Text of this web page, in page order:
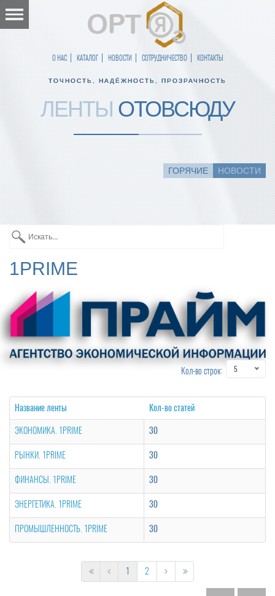
О НАС КАТАЛОГ НОВОСТИ СОТРУДНИЧЕСТВО КОНТАКТЫ
ТОЧНОСТЬ, НАДЁЖНОСТЬ, ПРОЗРАЧНОСТЬ
ЛЕНТЫ ОТОВСЮДУ
ГОРЯЧИЕ НОВОСТИ
1PRIME
Кол-во строк: 5
Название ленты
Кол-во статей
ЭКОНОМИКА. 1PRIME
30
РЫНКИ. 1PRIME 30
ФИНАНСЫ. 1PRIME 30
ЭНЕРГЕТИКА. 1PRIME 30
ПРОМЫШЛЕННОСТЬ. 1PRIME 30
1 2